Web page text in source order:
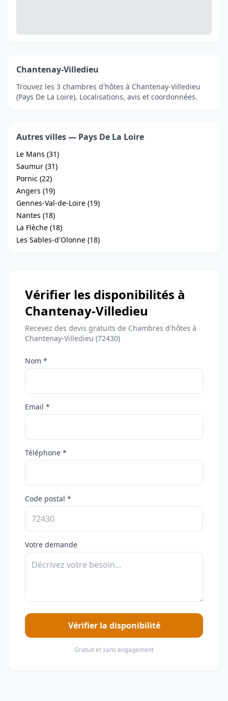
Chantenay-Villedieu
Trouvez les 3 chambres d'hôtes à Chantenay-Villedieu
(Pays De La Loire). Localisations, avis et coordonnées.
Autres villes — Pays De La Loire
Le Mans (31)
Saumur (31)
Pornic (22)
Angers (19)
Gennes-Val-de-Loire (19)
Nantes (18)
La Flèche (18)
Les Sables-d'Olonne (18)
Vérifier les disponibilités à
Chantenay-Villedieu
Recevez des devis gratuits de Chambres d'hôtes à
Chantenay-Villedieu (72430)
Nom *
Email *
Téléphone *
Code postal *
Votre demande
Vérifier la disponibilité
Gratuit et sans engagement